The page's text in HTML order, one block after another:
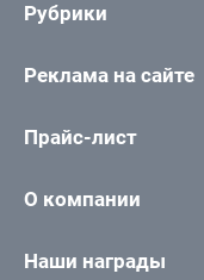
Рубрики
Реклама на сайте
Прайс-лист
О компании
Наши награды